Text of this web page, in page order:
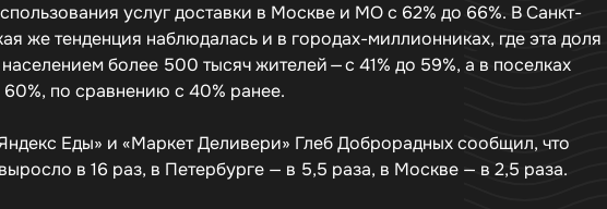
услуг доставки в Москве и МО с 62% до 66%. В Санкт-
же тенденция наблюдалась и в городах-миллионниках, где эта доля
более 500 тысяч жителей — с 41% до 59%, а в поселках
по сравнению с 40% ранее.
Еды» и «Маркет Деливери» Глеб Доброрадных сообщил, что
в 16 раз, в Петербурге — в 5,5 раза, в Москве — в 2,5 раза.